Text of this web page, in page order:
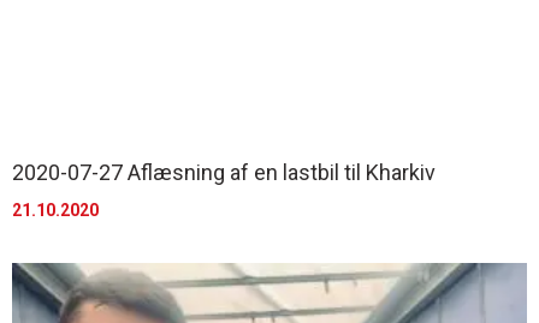
2020-07-27 Aflæsning af en lastbil til Kharkiv
21.10.2020